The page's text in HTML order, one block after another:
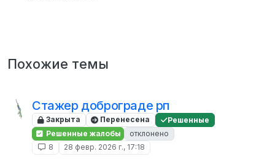
Похожие темы
Стажер доброграде рп
Закрыта Перенесена
Решенные
Решенные жалобы
отклонено
8
28 февр. 2026 г., 17:18